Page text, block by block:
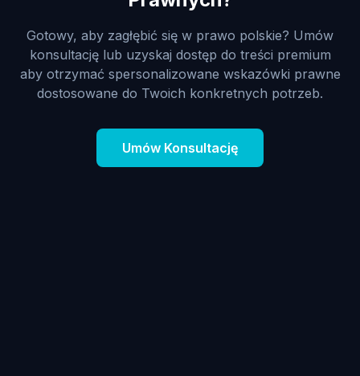
Gotowy, aby zagłębić się w prawo polskie? Umów
konsultację lub uzyskaj dostęp do treści premium
aby otrzymać spersonalizowane wskazówki prawne
dostosowane do Twoich konkretnych potrzeb.
Umów Konsultację